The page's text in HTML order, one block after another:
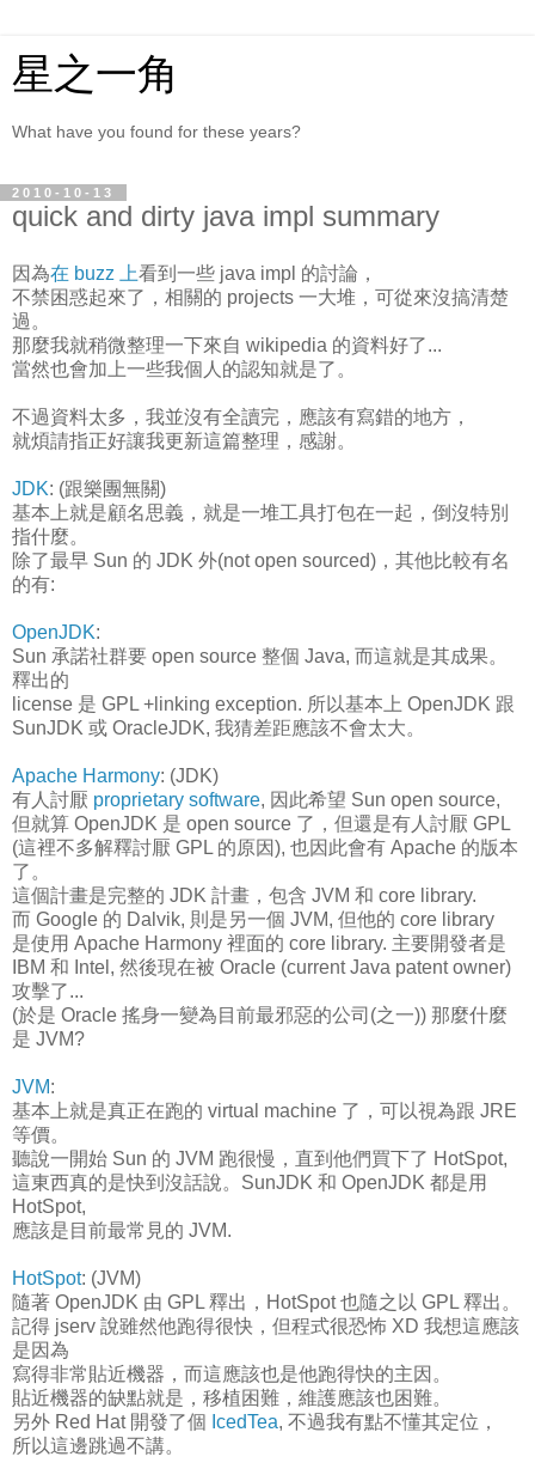
星之一角
What have you found for these years?
2010-10-13
quick and dirty java impl summary
因為在 buzz 上看到一些 java impl 的討論，
不禁困惑起來了，相關的 projects 一大堆，可從來沒搞清楚
過。
那麼我就稍微整理一下來自 wikipedia 的資料好了...
當然也會加上一些我個人的認知就是了。
不過資料太多，我並沒有全讀完，應該有寫錯的地方，
就煩請指正好讓我更新這篇整理，感謝。
JDK: (跟樂團無關)
基本上就是顧名思義，就是一堆工具打包在一起，倒沒特別
指什麼。
除了最早 Sun 的 JDK 外(not open sourced)，其他比較有名
的有:
OpenJDK:
Sun 承諾社群要 open source 整個 Java, 而這就是其成果。
釋出的
license 是 GPL +linking exception. 所以基本上 OpenJDK 跟
SunJDK 或 OracleJDK, 我猜差距應該不會太大。
Apache Harmony: (JDK)
有人討厭 proprietary software, 因此希望 Sun open source,
但就算 OpenJDK 是 open source 了，但還是有人討厭 GPL
(這裡不多解釋討厭 GPL 的原因), 也因此會有 Apache 的版本
了。
這個計畫是完整的 JDK 計畫，包含 JVM 和 core library.
而 Google 的 Dalvik, 則是另一個 JVM, 但他的 core library
是使用 Apache Harmony 裡面的 core library. 主要開發者是
IBM 和 Intel, 然後現在被 Oracle (current Java patent owner)
攻擊了...
(於是 Oracle 搖身一變為目前最邪惡的公司(之一)) 那麼什麼
是 JVM?
JVM:
基本上就是真正在跑的 virtual machine 了，可以視為跟 JRE
等價。
聽說一開始 Sun 的 JVM 跑很慢，直到他們買下了 HotSpot,
這東西真的是快到沒話說。SunJDK 和 OpenJDK 都是用
HotSpot,
應該是目前最常見的 JVM.
HotSpot: (JVM)
隨著 OpenJDK 由 GPL 釋出，HotSpot 也隨之以 GPL 釋出。
記得 jserv 說雖然他跑得很快，但程式很恐怖 XD 我想這應該
是因為
寫得非常貼近機器，而這應該也是他跑得快的主因。
貼近機器的缺點就是，移植困難，維護應該也困難。
另外 Red Hat 開發了個
IcedTea, 不過我有點不懂其定位，
所以這邊跳過不講。